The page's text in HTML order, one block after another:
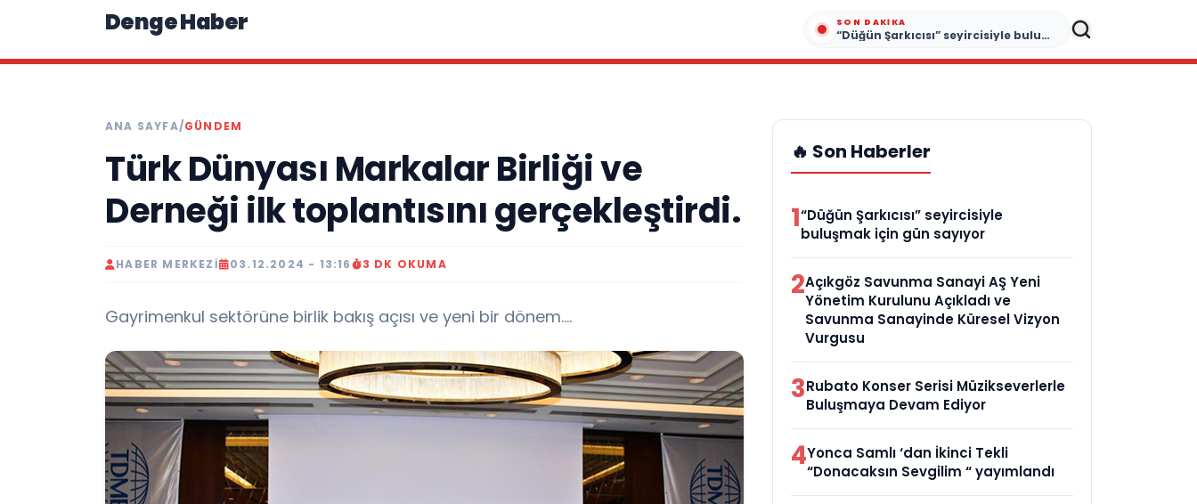
Denge Haber SON DAKIKA
“Düğün Şarkıcısı” seyircisiyle buluşmak için gün sayıyor
ANA SAYFA/GÜNDEM
Türk Dünyası Markalar Birliği ve
Derneği ilk toplantısını gerçekleştirdi.
HABER MERKEZI 03.12.2024 - 13:16 3 DK OKUMA
Gayrimenkul sektörüne birlik bakış açısı ve yeni bir dönem....
🔥 Son Haberler
1“Düğün Şarkıcısı” seyircisiyle
buluşmak için gün sayıyor
2Açıkgöz Savunma Sanayi AŞ Yeni
Yönetim Kurulunu Açıkladı ve
Savunma Sanayinde Küresel Vizyon
Vurgusu
3Rubato Konser Serisi Müzikseverlerle
Buluşmaya Devam Ediyor
4Yonca Samlı ‘dan İkinci Tekli
“Donacaksın Sevgilim “ yayımlandı